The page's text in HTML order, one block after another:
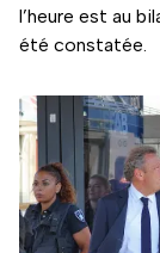
l’heure est au
été constatée.